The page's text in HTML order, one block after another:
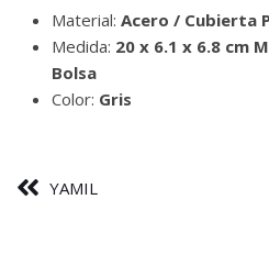
Material: Acero / Cubierta
Medida: 20 x 6.1 x 6.8 cm
Bolsa
Color: Gris
YAMIL